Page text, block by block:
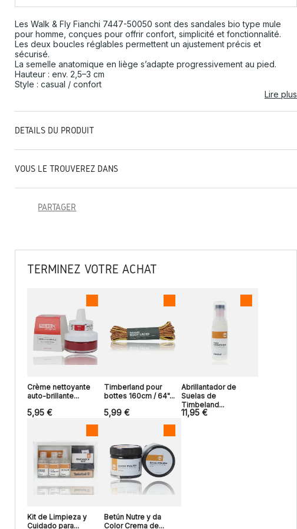
Les Walk & Fly Fianchi 7447-50050 sont des sandales bio type mule
pour homme, conçues pour offrir confort, simplicité et fonctionnalité.
Les deux boucles réglables permettent un ajustement précis et
sécurisé.
La semelle anatomique en liège s’adapte progressivement au pied.
Hauteur : env. 2,5–3 cm
Style : casual / confort
Lire plus
DÉTAILS DU PRODUIT
VOUS LE TROUVEREZ DANS
PARTAGER
TERMINEZ VOTRE ACHAT
Crème nettoyante
auto-brillante...
5,95 €
Timberland pour
bottes 160cm / 64"...
5,99 €
Abrillantador de
Suelas de
Timbeland...
11,95 €
Kit de Limpieza y
Cuidado para...
Betún Nutre y da
Color Crema de...